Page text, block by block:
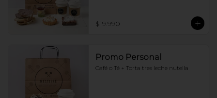
$19.990
Promo Personal
Café o Té + Torta tres leche nutella